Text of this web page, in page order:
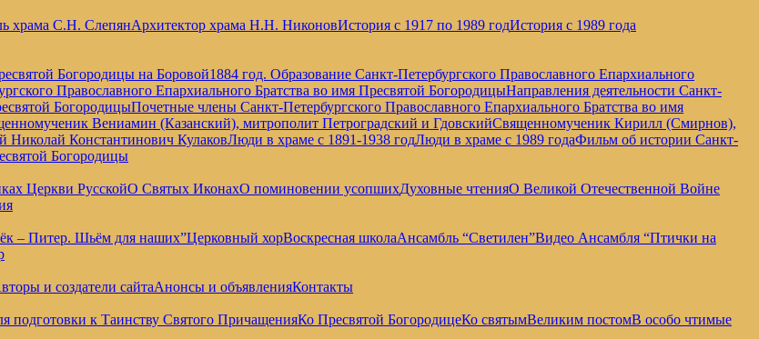
храма С.Н. СлепянАрхитектор храма Н.Н. НиконовИстория с 1917 по 1989 годИстория с 1989 года
Богородицы на Боровой1884 год. Образование Санкт-Петербургского Православного Епархиального
Православного Епархиального Братства во имя Пресвятой БогородицыНаправления деятельности Санкт-
БогородицыПочетные члены Санкт-Петербургского Православного Епархиального Братства во имя
Вениамин (Казанский), митрополит Петроградский и ГдовскийСвященномученик Кирилл (Смирнов),
Николай Константинович КулаковЛюди в храме с 1891-1938 годЛюди в храме с 1989 годаФильм об истории Санкт-
Богородицы
Церкви РусскойО Святых ИконахО поминовении усопшихДуховные чтенияО Великой Отечественной Войне
– Питер. Шьём для наших”Церковный хорВоскресная школаАнсамбль “Светилен”Видео Ансамбля “Птички на
и создатели сайтаАнонсы и объявленияКонтакты
подготовки к Таинству Святого ПричащенияКо Пресвятой БогородицеКо святымВеликим постомВ особо чтимые